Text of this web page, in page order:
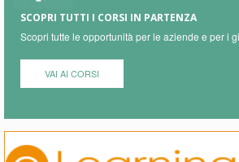
SCOPRI TUTTI I CORSI IN PARTENZA
Scopri tutte le opportunità per le aziende e per i
VAI AI CORSI